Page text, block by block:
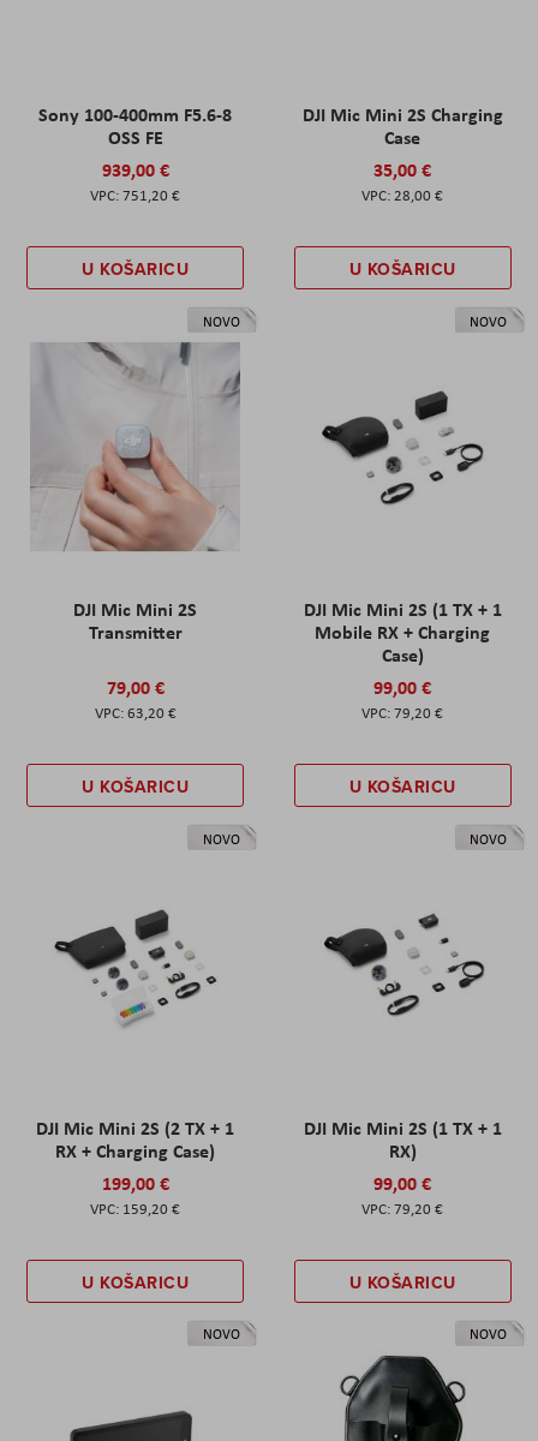
Sony 100-400mm F5.6-8
OSS FE
939,00 €
751,20 €
U KOŠARICU
DJI Mic Mini 2S Charging
Case
35,00 €
28,00 €
U KOŠARICU
NOVO
DJI Mic Mini 2S
Transmitter
79,00 €
63,20 €
U KOŠARICU
NOVO
DJI Mic Mini 2S (1 TX + 1
Mobile RX + Charging
Case)
99,00 €
79,20 €
U KOŠARICU
NOVO
DJI Mic Mini 2S (2 TX + 1
RX + Charging Case)
199,00 €
159,20 €
U KOŠARICU
NOVO
DJI Mic Mini 2S (1 TX + 1
RX)
99,00 €
79,20 €
U KOŠARICU
NOVO NOVO